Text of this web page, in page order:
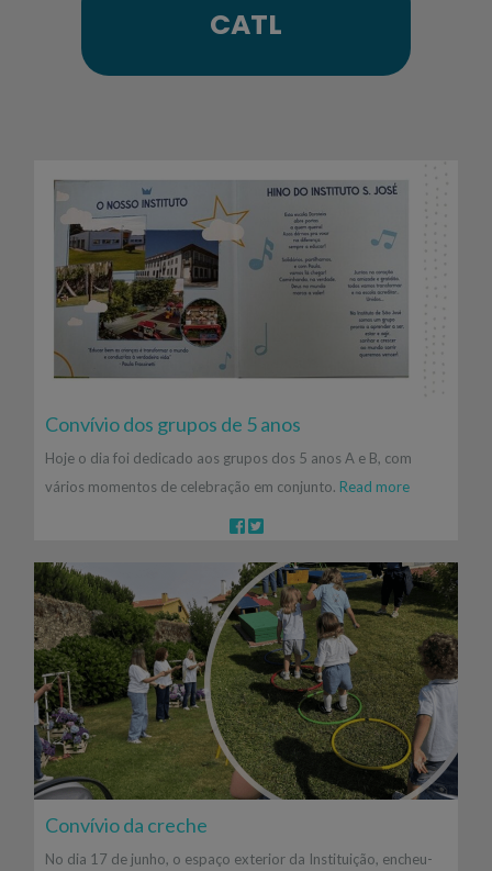
CATL
Convívio dos grupos de 5 anos
Hoje o dia foi dedicado aos grupos dos 5 anos A e B, com
vários momentos de celebração em conjunto. Read more
Convívio da creche
No dia 17 de junho, o espaço exterior da Instituição, encheu-